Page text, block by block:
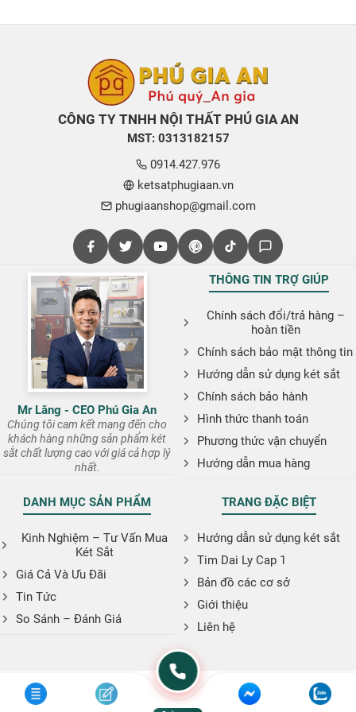
CÔNG TY TNHH NỘI THẤT PHÚ GIA AN
MST: 0313182157
0914.427.976
ketsatphugiaan.vn
phugiaanshop@gmail.com
Mr Lăng - CEO Phú Gia An
Chúng tôi cam kết mang đến cho
khách hàng những sản phẩm két
sắt chất lượng cao với giá cả hợp lý
nhất.
THÔNG TIN TRỢ GIÚP
Chính sách đổi/trả hàng –
hoàn tiền
Chính sách bảo mật thông tin
Hướng dẫn sử dụng két sắt
Chính sách bảo hành
Hình thức thanh toán
Phương thức vận chuyển
Hướng dẫn mua hàng
DANH MỤC SẢN PHẨM
Kinh Nghiệm – Tư Vấn Mua
Két Sắt
Giá Cả Và Ưu Đãi
Tin Tức
So Sánh – Đánh Giá
TRANG ĐẶC BIỆT
Hướng dẫn sử dụng két sắt
Tim Dai Ly Cap 1
Bản đồ các cơ sở
Giới thiệu
Liên hệ